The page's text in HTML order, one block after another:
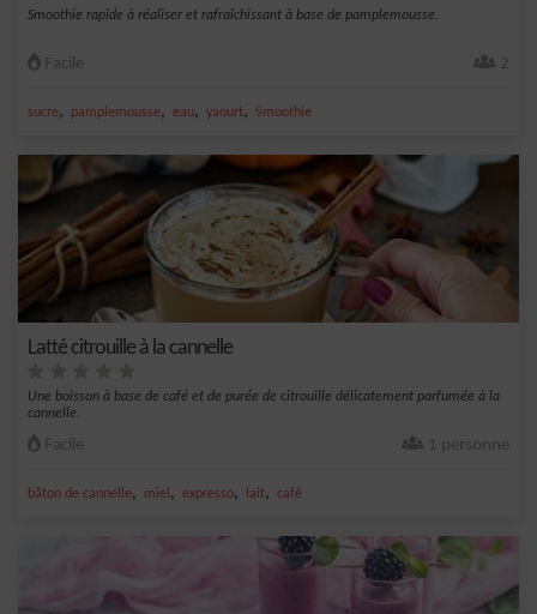
Smoothie rapide à réaliser et rafraîchissant à base de pamplemousse.
Facile 2
sucre, pamplemousse, eau, yaourt, Smoothie
Latté citrouille à la cannelle
Une boisson à base de café et de purée de citrouille délicatement parfumée à la
cannelle.
Facile 1 personne
bâton de cannelle, miel , expresso, lait, café